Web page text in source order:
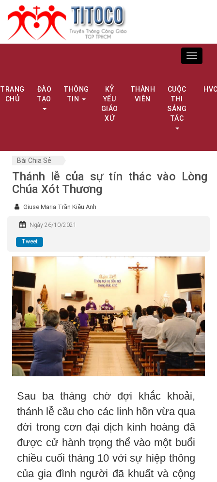
Toggle
TRANG
CHỦ
ĐÀO
TẠO
THÔNG
TIN
KỶ
YẾU
GIÁO
XỨ
THÀNH
VIÊN
CUỘC
THI
SÁNG
TÁC
Bài Chia Sẻ
Thánh lễ của sự tín thác vào Lòng
Chúa Xót Thương
Giuse Maria Trần Kiều Anh
Ngày 26/10/2021
Tweet
Sau ba tháng chờ đợi khắc khoải,
thánh lễ cầu cho các linh hồn vừa qua
đời trong cơn đại dịch kinh hoàng đã
được cử hành trọng thể vào một buổi
chiều cuối tháng 10 với sự hiệp thông
của gia đình người đã khuất và cộng